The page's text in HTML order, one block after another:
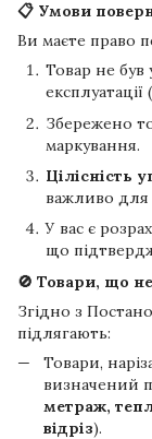
📋 Умови
Ви маєте право
Товар не був
Збережено
маркування.
Цілісність
важливо для
У вас є
що
🚫 Товари, що
Згідно з
підлягають:
Товари,
визначений
метраж,
відріз).